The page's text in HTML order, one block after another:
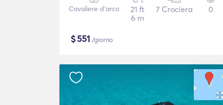
Cavaliere d'arco
21 ft
6 m
7 Crociera 0
$551 /giorno